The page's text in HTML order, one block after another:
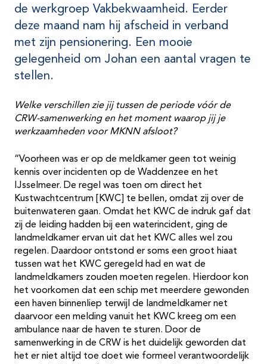
de werkgroep Vakbekwaamheid. Eerder
deze maand nam hij afscheid in verband
met zijn pensionering. Een mooie
gelegenheid om Johan een aantal vragen te
stellen.
Welke verschillen zie jij tussen de periode vóór de
CRW-samenwerking en het moment waarop jij je
werkzaamheden voor MKNN afsloot?
“Voorheen was er op de meldkamer geen tot weinig
kennis over incidenten op de Waddenzee en het
IJsselmeer. De regel was toen om direct het
Kustwachtcentrum [KWC] te bellen, omdat zij over de
buitenwateren gaan. Omdat het KWC de indruk gaf dat
zij de leiding hadden bij een waterincident, ging de
landmeldkamer ervan uit dat het KWC alles wel zou
regelen. Daardoor ontstond er soms een groot hiaat
tussen wat het KWC geregeld had en wat de
landmeldkamers zouden moeten regelen. Hierdoor kon
het voorkomen dat een schip met meerdere gewonden
een haven binnenliep terwijl de landmeldkamer net
daarvoor een melding vanuit het KWC kreeg om een
ambulance naar de haven te sturen. Door de
samenwerking in de CRW is het duidelijk geworden dat
het er niet altijd toe doet wie formeel verantwoordelijk